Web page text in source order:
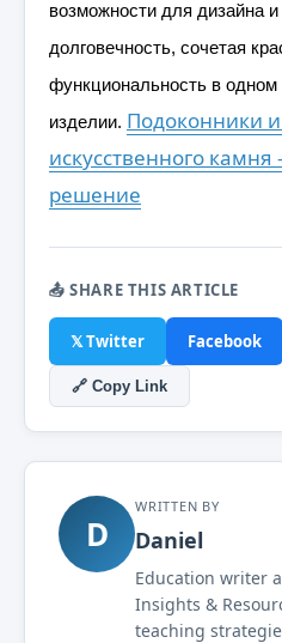
возможности для дизайна и
долговечность, сочетая
функциональность в одном
изделии. Подоконники
искусственного
решение
📤 SHARE THIS ARTICLE
𝕏 Twitter Facebook
🔗 Copy Link
D
WRITTEN BY
Daniel
Education writer
Insights &
teaching